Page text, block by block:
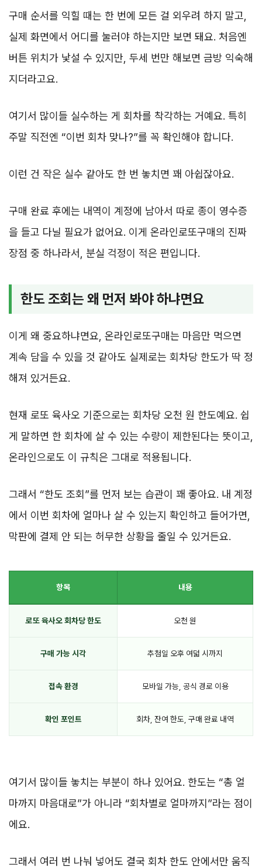
구매 순서를 익힐 때는 한 번에 모든 걸 외우려 하지 말고,
실제 화면에서 어디를 눌러야 하는지만 보면 돼요. 처음엔
버튼 위치가 낯설 수 있지만, 두세 번만 해보면 금방 익숙해
지더라고요.
여기서 많이들 실수하는 게 회차를 착각하는 거예요. 특히
주말 직전엔 “이번 회차 맞나?”를 꼭 확인해야 합니다.
이런 건 작은 실수 같아도 한 번 놓치면 꽤 아쉽잖아요.
구매 완료 후에는 내역이 계정에 남아서 따로 종이 영수증
을 들고 다닐 필요가 없어요. 이게 온라인로또구매의 진짜
장점 중 하나라서, 분실 걱정이 적은 편입니다.
한도 조회는 왜 먼저 봐야 하냐면요
이게 왜 중요하냐면요, 온라인로또구매는 마음만 먹으면
계속 담을 수 있을 것 같아도 실제로는 회차당 한도가 딱 정
해져 있거든요.
현재 로또 육사오 기준으로는 회차당 오천 원 한도예요. 쉽
게 말하면 한 회차에 살 수 있는 수량이 제한된다는 뜻이고,
온라인으로도 이 규칙은 그대로 적용됩니다.
그래서 “한도 조회”를 먼저 보는 습관이 꽤 좋아요. 내 계정
에서 이번 회차에 얼마나 살 수 있는지 확인하고 들어가면,
막판에 결제 안 되는 허무한 상황을 줄일 수 있거든요.
항목 내용
로또 육사오 회차당 한도 오천 원
구매 가능 시각 추첨일 오후 여덟 시까지
접속 환경 모바일 가능, 공식 경로 이용
확인 포인트 회차, 잔여 한도, 구매 완료 내역
여기서 많이들 놓치는 부분이 하나 있어요. 한도는 “총 얼
마까지 마음대로”가 아니라 “회차별로 얼마까지”라는 점이
에요.
그래서 여러 번 나눠 넣어도 결국 회차 한도 안에서만 움직